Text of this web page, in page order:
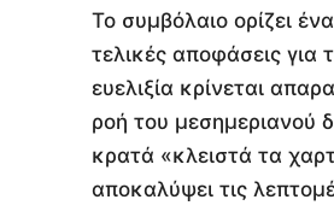
Το συμβόλαιο ορίζει
τελικές αποφάσεις
ευελιξία κρίνεται
ροή του μεσημεριανού
κρατά «κλειστά τα
αποκαλύψει τις